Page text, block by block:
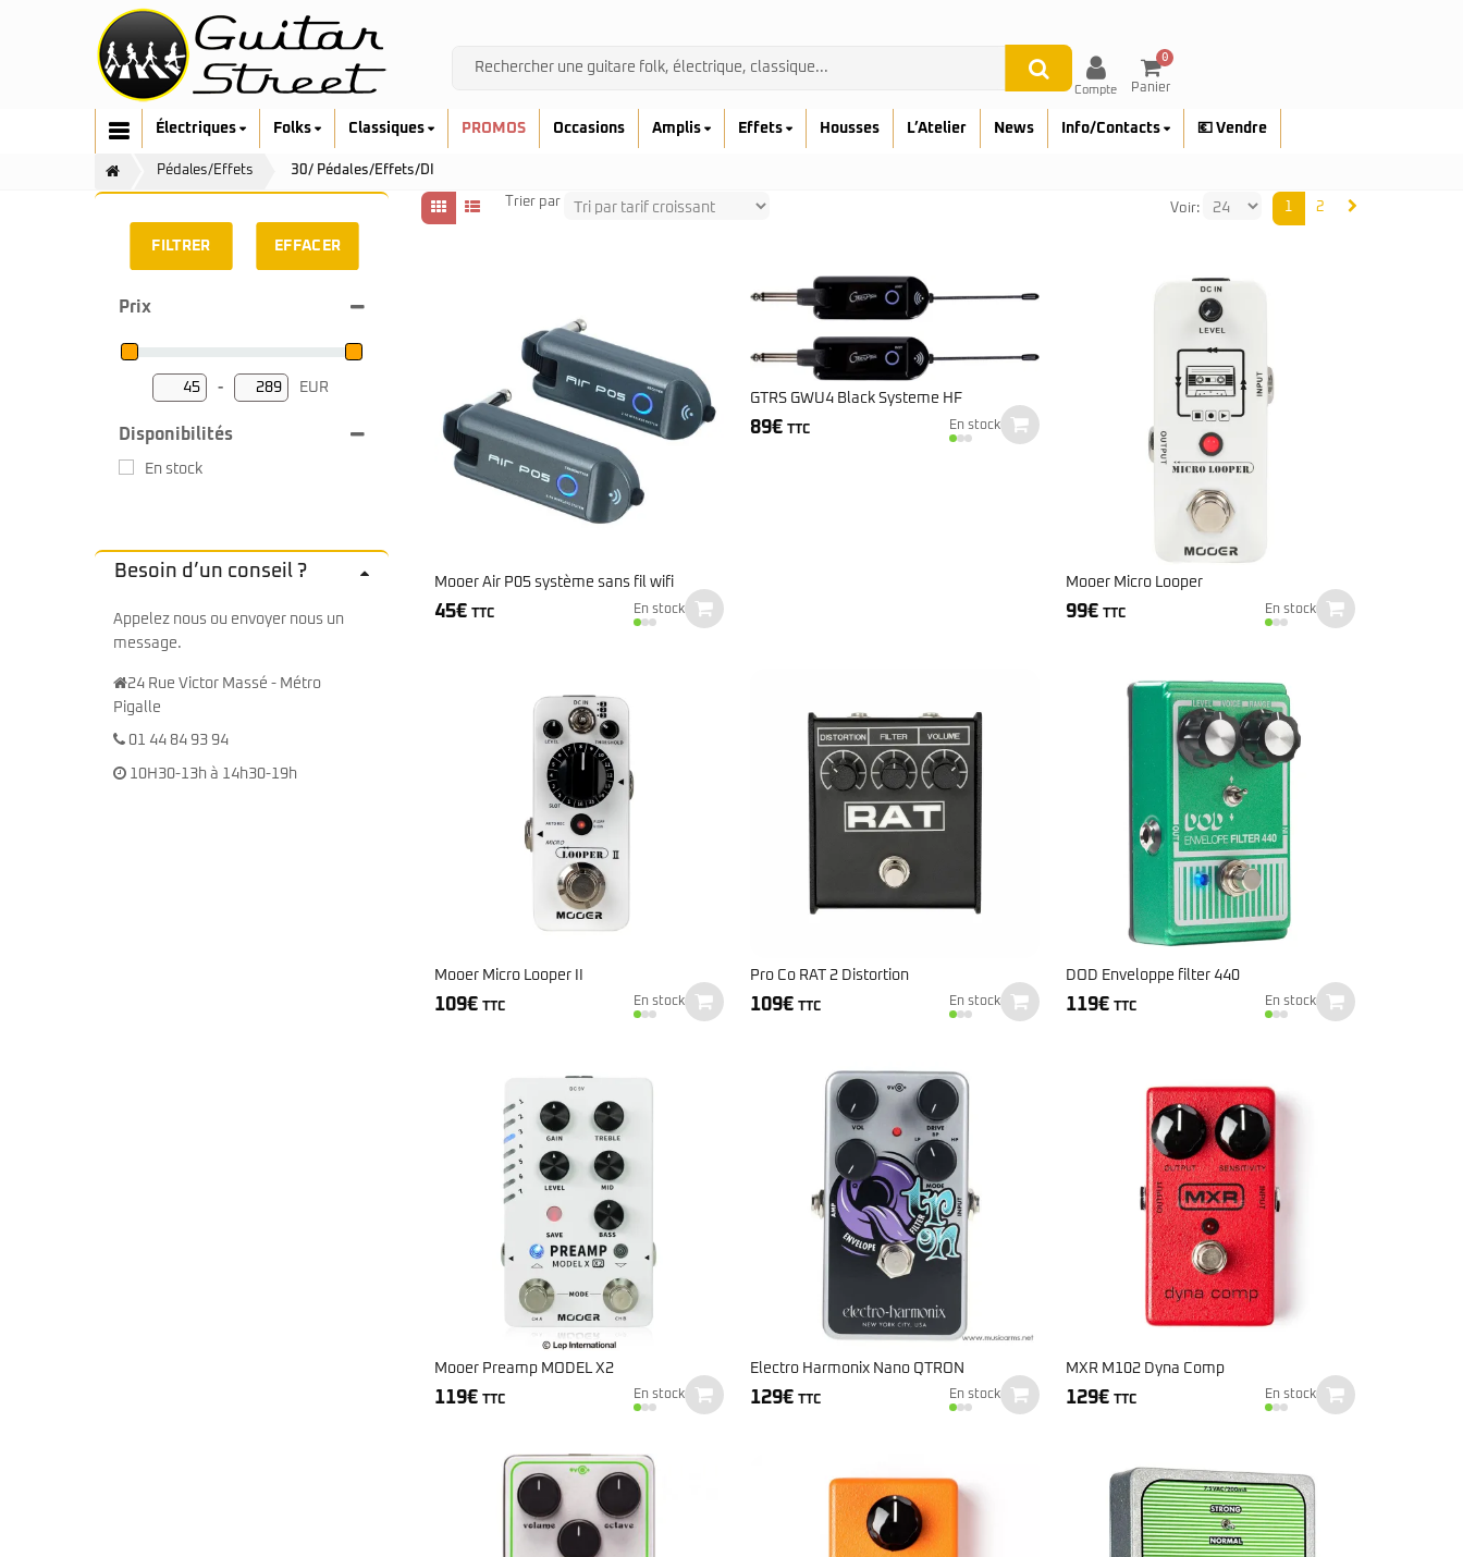
Compte
0
Panier
Fender
Music Man
Sandberg
Tokai
Cort
Gretsch
Ibanez
Prodipe
kremona
Yamaha
Électriques Folks Classiques PROMOS Occasions Amplis Effets Housses L’Atelier News Info/Contacts 💶 Vendre
Pédales/Effets 30/ Pédales/Effets/DI
Trier par Voir: 1 2
Mooer Air P05 système sans fil wifi
45€ TTC En stock
GTRS GWU4 Black Systeme HF
89€ TTC En stock
Mooer Micro Looper
99€ TTC En stock
Mooer Micro Looper II
109€ TTC En stock
Pro Co RAT 2 Distortion
109€ TTC En stock
DOD Enveloppe filter 440
119€ TTC En stock
Mooer Preamp MODEL X2
119€ TTC En stock
Electro Harmonix Nano QTRON
129€ TTC En stock
MXR M102 Dyna Comp
129€ TTC En stock
FILTRER EFFACER
Prix
Minimum Price
-
Maximum Price
EUR
Disponibilités
En stock
Besoin d’un conseil ?
Appelez nous ou envoyer nous un
message.
24 Rue Victor Massé - Métro
Pigalle
01 44 84 93 94
10H30-13h à 14h30-19h